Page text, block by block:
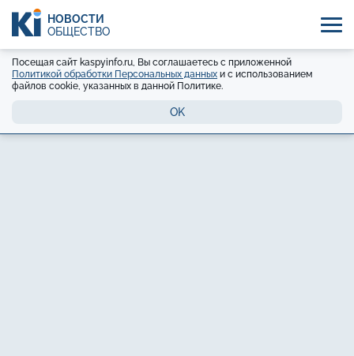
НОВОСТИ
ОБЩЕСТВО
Посещая сайт kaspyinfo.ru, Вы соглашаетесь с приложенной
Политикой обработки Персональных данных и с использованием
файлов cookie, указанных в данной Политике.
OK